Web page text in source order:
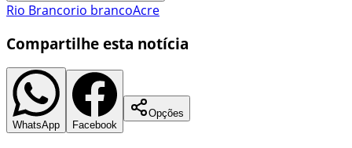
Rio Brancorio brancoAcre
Compartilhe esta notícia
WhatsApp Facebook
Opções